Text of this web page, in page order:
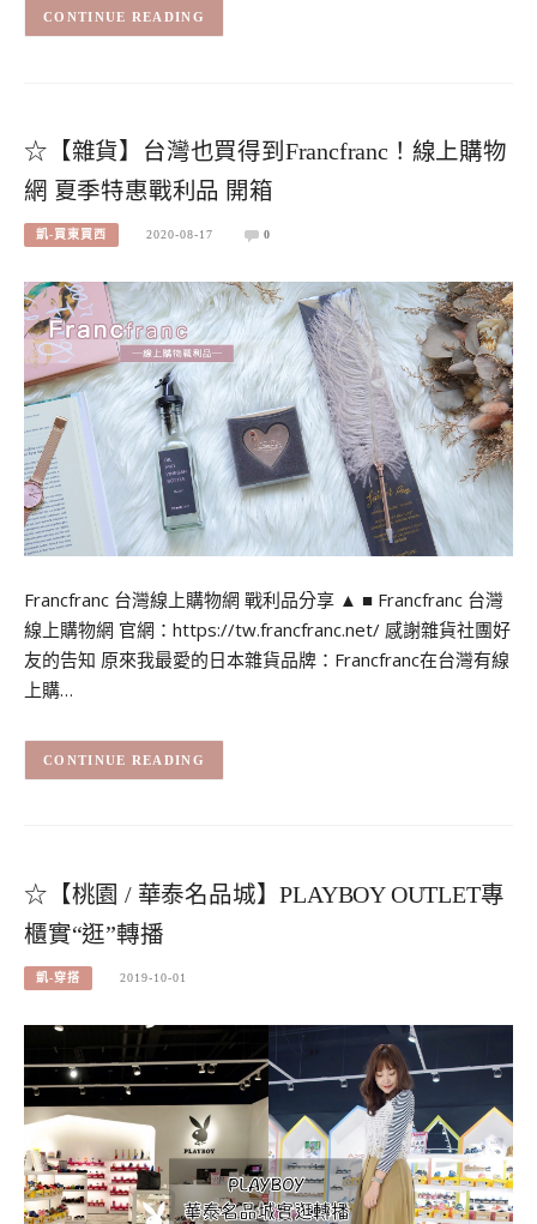
CONTINUE READING
☆【雜貨】台灣也買得到Francfranc！線上購物
網 夏季特惠戰利品 開箱
凱-買東買西 2020-08-17 0
Francfranc 台灣線上購物網 戰利品分享 ▲ ■ Francfranc 台灣
線上購物網 官網：https://tw.francfranc.net/ 感謝雜貨社團好
友的告知 原來我最愛的日本雜貨品牌：Francfranc在台灣有線
上購…
CONTINUE READING
☆【桃園 / 華泰名品城】PLAYBOY OUTLET專
櫃實“逛”轉播
凱-穿搭 2019-10-01